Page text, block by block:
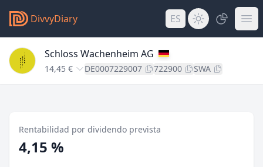
DivvyDiary ES
Schloss Wachenheim AG
14,45 € DE0007229007 722900 SWA
Rentabilidad por dividendo prevista
4,15 %